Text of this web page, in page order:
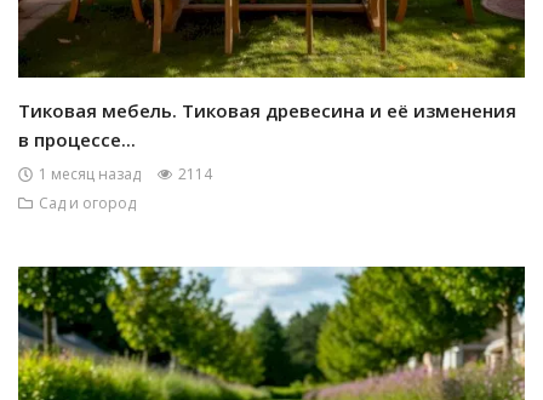
Тиковая мебель. Тиковая древесина и её изменения
в процессе...
1 месяц назад
2114
Сад и огород